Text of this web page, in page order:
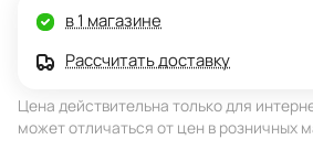
в 1 магазине
Рассчитать доставку
Цена действительна только для
может отличаться от цен в розничных